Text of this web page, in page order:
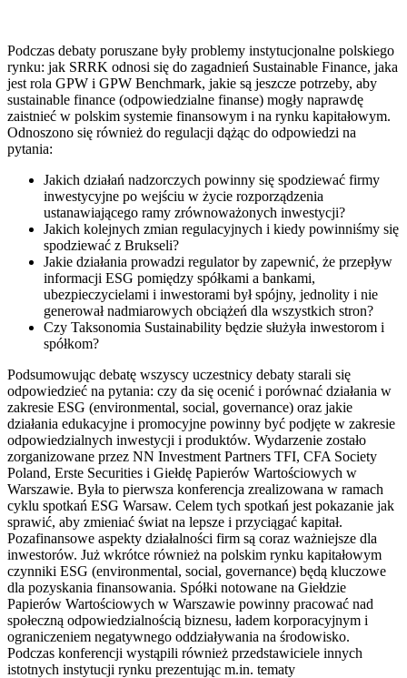
Podczas debaty poruszane były problemy instytucjonalne polskiego
rynku: jak SRRK odnosi się do zagadnień Sustainable Finance, jaka
jest rola GPW i GPW Benchmark, jakie są jeszcze potrzeby, aby
sustainable finance (odpowiedzialne finanse) mogły naprawdę
zaistnieć w polskim systemie finansowym i na rynku kapitałowym.
Odnoszono się również do regulacji dążąc do odpowiedzi na
pytania:
Jakich działań nadzorczych powinny się spodziewać firmy
inwestycyjne po wejściu w życie rozporządzenia
ustanawiającego ramy zrównoważonych inwestycji?
Jakich kolejnych zmian regulacyjnych i kiedy powinniśmy się
spodziewać z Brukseli?
Jakie działania prowadzi regulator by zapewnić, że przepływ
informacji ESG pomiędzy spółkami a bankami,
ubezpieczycielami i inwestorami był spójny, jednolity i nie
generował nadmiarowych obciążeń dla wszystkich stron?
Czy Taksonomia Sustainability będzie służyła inwestorom i
spółkom?
Podsumowując debatę wszyscy uczestnicy debaty starali się
odpowiedzieć na pytania: czy da się ocenić i porównać działania w
zakresie ESG (environmental, social, governance) oraz jakie
działania edukacyjne i promocyjne powinny być podjęte w zakresie
odpowiedzialnych inwestycji i produktów. Wydarzenie zostało
zorganizowane przez NN Investment Partners TFI, CFA Society
Poland, Erste Securities i Giełdę Papierów Wartościowych w
Warszawie. Była to pierwsza konferencja zrealizowana w ramach
cyklu spotkań ESG Warsaw. Celem tych spotkań jest pokazanie jak
sprawić, aby zmieniać świat na lepsze i przyciągać kapitał.
Pozafinansowe aspekty działalności firm są coraz ważniejsze dla
inwestorów. Już wkrótce również na polskim rynku kapitałowym
czynniki ESG (environmental, social, governance) będą kluczowe
dla pozyskania finansowania. Spółki notowane na Giełdzie
Papierów Wartościowych w Warszawie powinny pracować nad
społeczną odpowiedzialnością biznesu, ładem korporacyjnym i
ograniczeniem negatywnego oddziaływania na środowisko.
Podczas konferencji wystąpili również przedstawiciele innych
istotnych instytucji rynku prezentując m.in. tematy